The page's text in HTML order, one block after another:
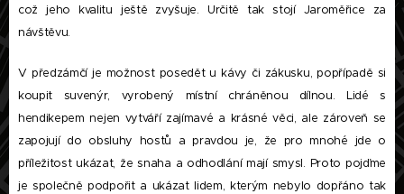
což jeho kvalitu ještě zvyšuje. Určitě tak stojí Jaroměřice za
návštěvu.
V předzámčí je možnost posedět u kávy či zákusku, popřípadě si
koupit suvenýr, vyrobený místní chráněnou dílnou. Lidé s
hendikepem nejen vytváří zajímavé a krásné věci, ale zároveň se
zapojují do obsluhy hostů a pravdou je, že pro mnohé jde o
příležitost ukázat, že snaha a odhodlání mají smysl. Proto pojďme
je společně podpořit a ukázat lidem, kterým nebylo dopřáno tak